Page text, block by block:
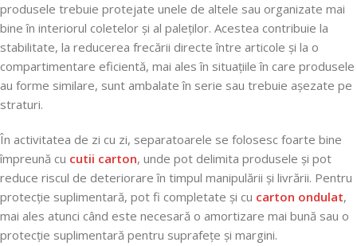
produsele trebuie protejate unele de altele sau organizate mai
bine în interiorul coletelor și al paleților. Acestea contribuie la
stabilitate, la reducerea frecării directe între articole și la o
compartimentare eficientă, mai ales în situațiile în care produsele
au forme similare, sunt ambalate în serie sau trebuie așezate pe
straturi.
În activitatea de zi cu zi, separatoarele se folosesc foarte bine
împreună cu cutii carton, unde pot delimita produsele și pot
reduce riscul de deteriorare în timpul manipulării și livrării. Pentru
protecție suplimentară, pot fi completate și cu carton ondulat,
mai ales atunci când este necesară o amortizare mai bună sau o
protecție suplimentară pentru suprafețe și margini.